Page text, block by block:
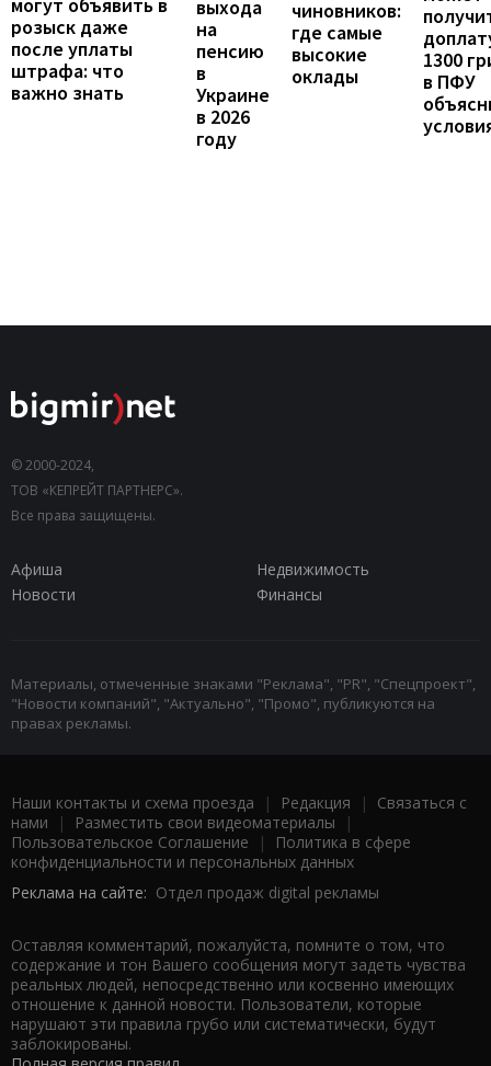
розыск даже
после уплаты
штрафа: что
важно знать
выхода
на
пенсию
в
Украине
в 2026
году
чиновников:
где самые
высокие
оклады
1300
в ПФУ
© 2000-2024,
ТОВ «КЕПРЕЙТ ПАРТНЕРС».
Все права защищены.
Афиша
Недвижимость
Новости
Финансы
Материалы, отмеченные знаками "Реклама", "PR", "Спецпроект",
"Новости компаний", "Актуально", "Промо", публикуются на
правах рекламы.
Наши контакты и схема проезда | Редакция | Связаться с
нами | Разместить свои видеоматериалы |
Пользовательское Соглашение |
Политика в сфере
конфиденциальности и персональных данных
Реклама на сайте: Отдел продаж digital рекламы
Оставляя комментарий, пожалуйста, помните о том, что
содержание и тон Вашего сообщения могут задеть чувства
реальных людей, непосредственно или косвенно имеющих
отношение к данной новости. Пользователи, которые
нарушают эти правила грубо или систематически, будут
заблокированы.